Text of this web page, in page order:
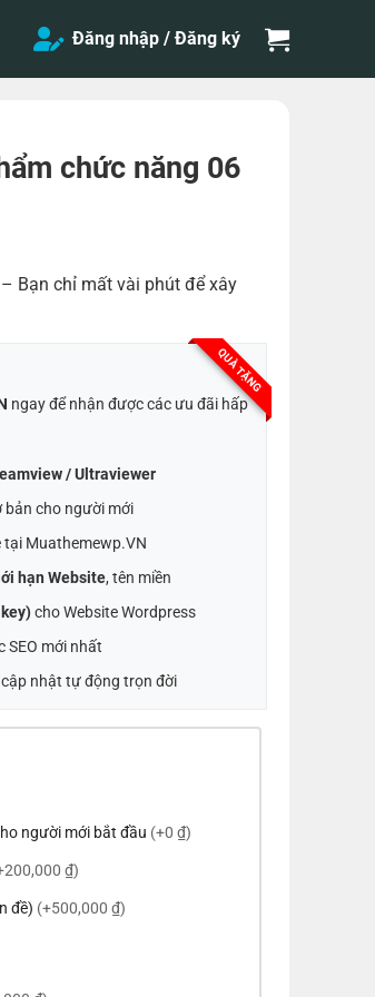
Đăng nhập / Đăng ký
chức năng 06
Bạn chỉ mất vài phút để xây
QUÀ TẶNG
ngay để nhận được các ưu đãi hấp
/ Ultraviewer
bản cho người mới
tại Muathemewp.VN
hạn Website, tên miền
cho Website Wordpress
SEO mới nhất
nhật tự động trọn đời
người mới bắt đầu (+0 ₫)
₫)
đề) (+500,000 ₫)